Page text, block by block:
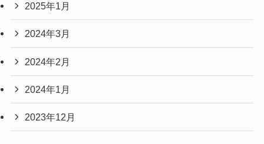
2025年1月
2024年3月
2024年2月
2024年1月
2023年12月